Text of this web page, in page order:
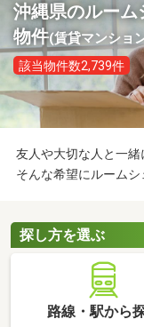
沖縄県のルー
物件(賃貸マンショ
該当物件数2,739件
友人や大切な人と一緒
そんな希望にルーム
探し方を選ぶ
路線・駅から